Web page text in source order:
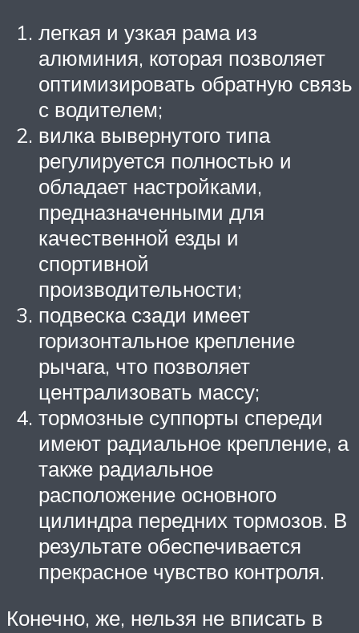
легкая и узкая рама из
алюминия, которая позволяет
оптимизировать обратную связь
с водителем;
вилка вывернутого типа
регулируется полностью и
обладает настройками,
предназначенными для
качественной езды и
спортивной
производительности;
подвеска сзади имеет
горизонтальное крепление
рычага, что позволяет
централизовать массу;
тормозные суппорты спереди
имеют радиальное крепление, а
также радиальное
расположение основного
цилиндра передних тормозов. В
результате обеспечивается
прекрасное чувство контроля.
Конечно, же, нельзя не вписать в